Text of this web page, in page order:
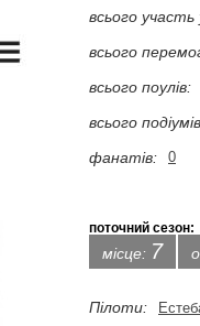
всього участь
всього
всього поулів:
всього
фанатів:
0
поточний сезон:
місце: 7
Пілоти: